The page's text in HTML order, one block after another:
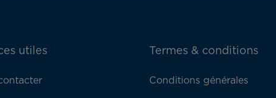
utiles Termes & conditions
Conditions générales